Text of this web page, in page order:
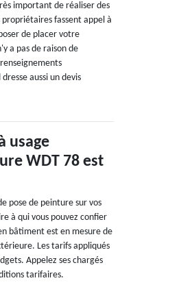
important de réaliser des
fassent appel à
de placer votre
a pas de raison de
aussi un devis
usage
WDT 78 est
pose de peinture sur vos
à qui vous pouvez confier
bâtiment est en mesure de
Les tarifs appliqués
Appelez ses chargés
tarifaires.